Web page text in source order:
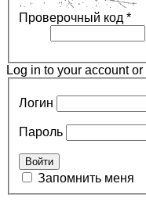
Проверочный код *
Log in to your account or
Логин
Пароль
Запомнить меня